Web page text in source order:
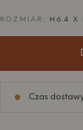
ROZMIAR: H6.4 X
Czas